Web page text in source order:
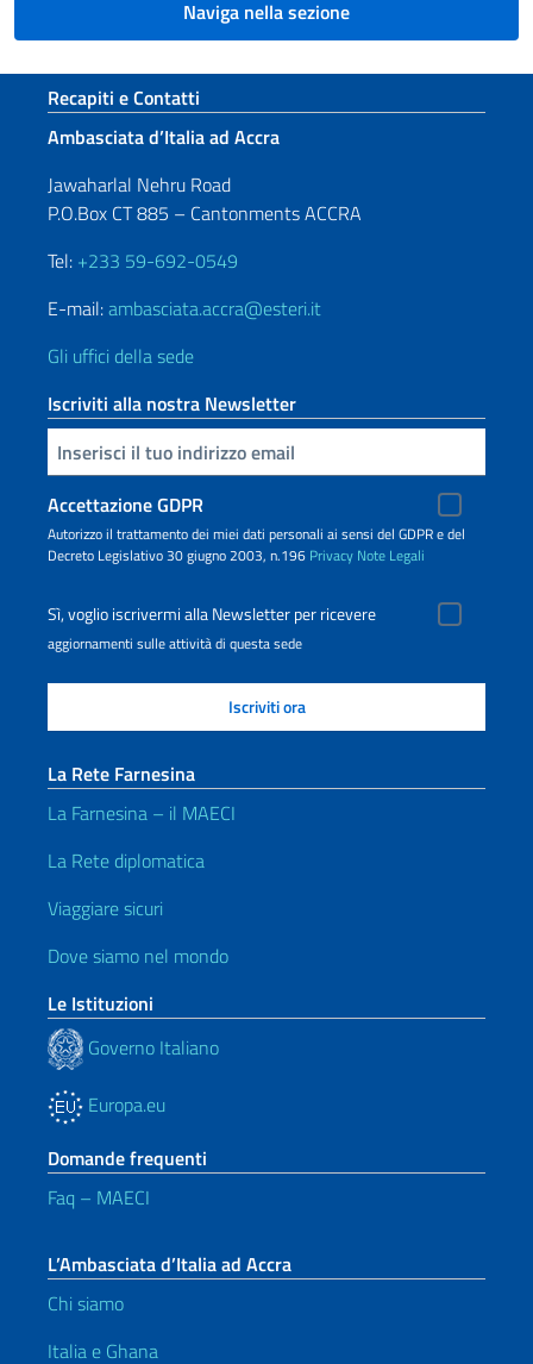
Naviga nella sezione
Sezione footer
Recapiti e Contatti
Ambasciata d’Italia ad Accra
Jawaharlal Nehru Road
P.O.Box CT 885 – Cantonments ACCRA
Tel: +233 59-692-0549
E-mail:ambasciata.accra@esteri.it
Gli uffici della sede
Iscriviti alla nostra Newsletter
Inserisci la tua email
Accettazione GDPR
Autorizzo il trattamento dei miei dati personali ai sensi del GDPR e del
Decreto Legislativo 30 giugno 2003, n.196 Privacy Note Legali
Sì, voglio iscrivermi alla Newsletter per ricevere
aggiornamenti sulle attività di questa sede
La Rete Farnesina
La Farnesina – il MAECI
La Rete diplomatica
Viaggiare sicuri
Dove siamo nel mondo
Le Istituzioni
Governo Italiano
Europa.eu
Domande frequenti
Faq – MAECI
L’Ambasciata d’Italia ad Accra
Chi siamo
Italia e Ghana